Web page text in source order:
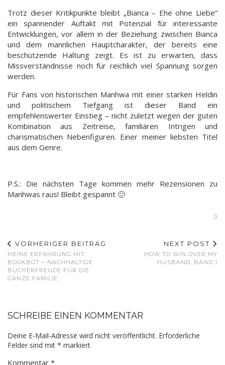
Trotz dieser Kritikpunkte bleibt „Bianca – Ehe ohne Liebe“
ein spannender Auftakt mit Potenzial für interessante
Entwicklungen, vor allem in der Beziehung zwischen Bianca
und dem männlichen Hauptcharakter, der bereits eine
beschützende Haltung zeigt. Es ist zu erwarten, dass
Missverständnisse noch für reichlich viel Spannung sorgen
werden.
Für Fans von historischen Manhwa mit einer starken Heldin
und politischem Tiefgang ist dieser Band ein
empfehlenswerter Einstieg – nicht zuletzt wegen der guten
Kombination aus Zeitreise, familiären Intrigen und
charismatischen Nebenfiguren. Einer meiner liebsten Titel
aus dem Genre.
P.S.: Die nächsten Tage kommen mehr Rezensionen zu
Manhwas raus! Bleibt gespannt 🙂
0
VORHERIGER BEITRAG
MEINE ERFAHRUNG MIT
BOOKBOT – NACHHALTIGE
BÜCHERFREUDE FÜR DIE
GANZE FAMILIE
NEXT POST
HOW TO WIN OVER MY
HUSBAND, BAND 1
SCHREIBE EINEN KOMMENTAR
Deine E-Mail-Adresse wird nicht veröffentlicht. Erforderliche
Felder sind mit * markiert
Kommentar *